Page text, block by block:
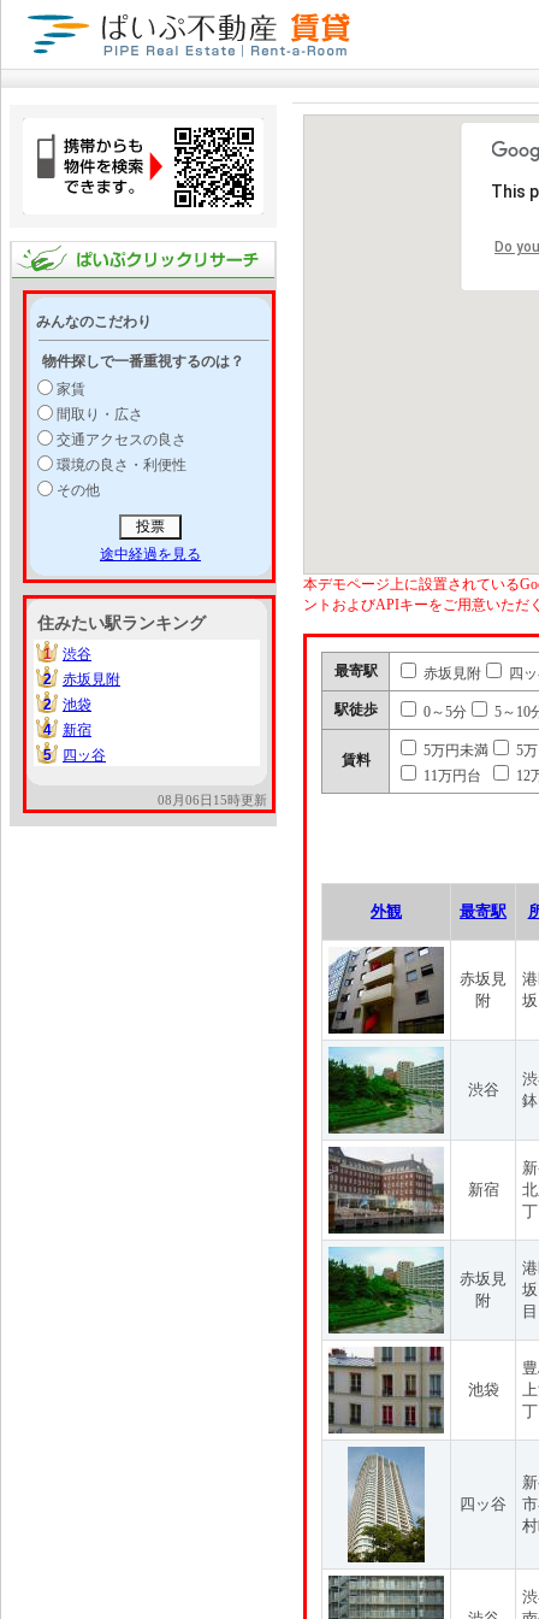
みんなのこだわり
物件探しで一番重視するのは？
家賃
間取り・広さ
交通アクセスの良さ
環境の良さ・利便性
その他
途中経過を見る
住みたい駅ランキング
1
1
渋谷
2
2
赤坂見附
2
2
池袋
4
4
新宿
5
5 四ッ谷
08月06日15時更新
This
Do
本デモページ上に設置されている
ントおよびAPIキーをご用意いただ
最寄駅 赤坂見附 四
駅徒歩 0～5分 5～10
賃料
5万円未満
5
11万円台
12
外観 最寄駅
赤坂見
附
渋谷
新宿
赤坂見
附
目
池袋
四ッ谷